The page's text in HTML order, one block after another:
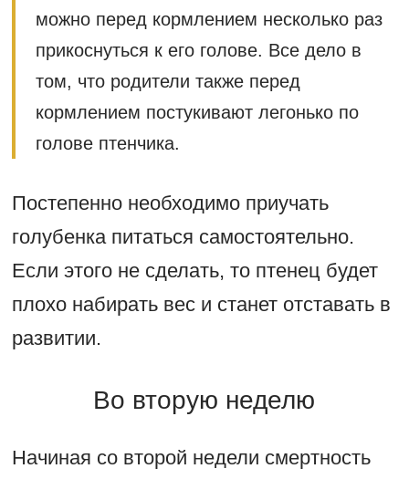
можно перед кормлением несколько раз
прикоснуться к его голове. Все дело в
том, что родители также перед
кормлением постукивают легонько по
голове птенчика.
Постепенно необходимо приучать
голубенка питаться самостоятельно.
Если этого не сделать, то птенец будет
плохо набирать вес и станет отставать в
развитии.
Во вторую неделю
Начиная со второй недели смертность